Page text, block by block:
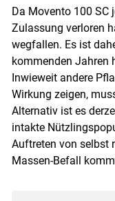
Da Movento 100 SC
Zulassung verloren
wegfallen. Es ist
kommenden Jahren
Inwieweit andere
Wirkung zeigen,
Alternativ ist es
intakte
Auftreten von selbst
Massen-Befall